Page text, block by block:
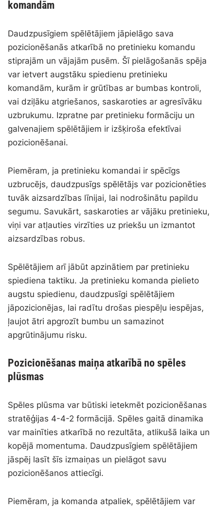
komandām
Daudzpusīgiem spēlētājiem jāpielāgo sava
pozicionēšanās atkarībā no pretinieku komandu
stiprajām un vājajām pusēm. Šī pielāgošanās spēja
var ietvert augstāku spiedienu pretinieku
komandām, kurām ir grūtības ar bumbas kontroli,
vai dziļāku atgriešanos, saskaroties ar agresīvāku
uzbrukumu. Izpratne par pretinieku formāciju un
galvenajiem spēlētājiem ir izšķiroša efektīvai
pozicionēšanai.
Piemēram, ja pretinieku komandai ir spēcīgs
uzbrucējs, daudzpusīgs spēlētājs var pozicionēties
tuvāk aizsardzības līnijai, lai nodrošinātu papildu
segumu. Savukārt, saskaroties ar vājāku pretinieku,
viņi var atļauties virzīties uz priekšu un izmantot
aizsardzības robus.
Spēlētājiem arī jābūt apzinātiem par pretinieku
spiediena taktiku. Ja pretinieku komanda pielieto
augstu spiedienu, daudzpusīgi spēlētājiem
jāpozicionējas, lai radītu drošas piespēļu iespējas,
ļaujot ātri apgrozīt bumbu un samazinot
apgrūtinājumu risku.
Pozicionēšanas maiņa atkarībā no spēles
plūsmas
Spēles plūsma var būtiski ietekmēt pozicionēšanas
stratēģijas 4-4-2 formācijā. Spēles gaitā dinamika
var mainīties atkarībā no rezultāta, atlikušā laika un
kopējā momentuma. Daudzpusīgiem spēlētājiem
jāspēj lasīt šīs izmaiņas un pielāgot savu
pozicionēšanos attiecīgi.
Piemēram, ja komanda atpaliek, spēlētājiem var